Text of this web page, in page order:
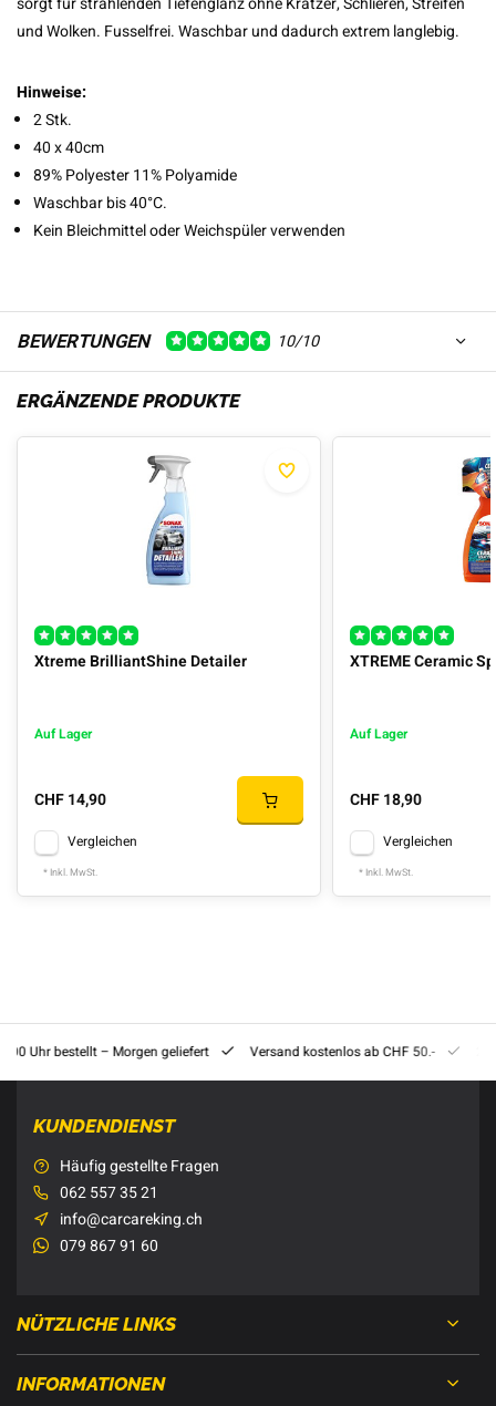
und Wolken. Fusselfrei. Waschbar und dadurch extrem langlebig.
Hinweise:
2 Stk.
40 x 40cm
89% Polyester 11% Polyamide
Waschbar bis 40°C.
Kein Bleichmittel oder Weichspüler verwenden
BEWERTUNGEN 10/10
ERGÄNZENDE PRODUKTE
Xtreme BrilliantShine Detailer
Auf Lager
CHF 14,90
Vergleichen
* Inkl. MwSt.
XTREME Ceramic
Auf Lager
CHF 18,90
Vergleichen
* Inkl. MwSt.
Uhr bestellt – Morgen geliefert Versand kostenlos ab CHF 50.-
KUNDENDIENST
Häufig gestellte Fragen
062 557 35 21
info@carcareking.ch
079 867 91 60
NÜTZLICHE LINKS
INFORMATIONEN